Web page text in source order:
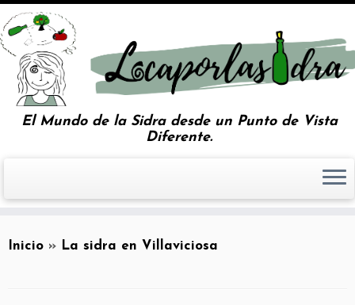
El Mundo de la Sidra desde un Punto de Vista
Diferente.
Inicio » La sidra en Villaviciosa